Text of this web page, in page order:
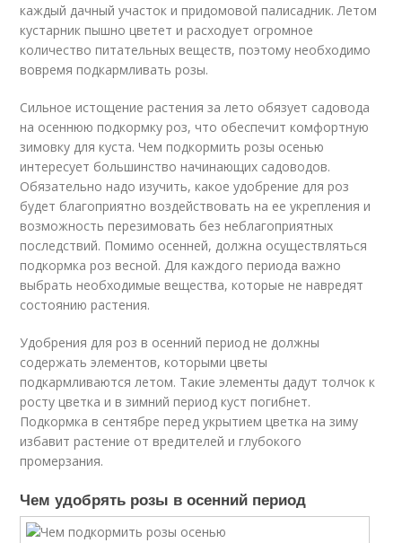
каждый дачный участок и придомовой палисадник. Летом
кустарник пышно цветет и расходует огромное
количество питательных веществ, поэтому необходимо
вовремя подкармливать розы.
Сильное истощение растения за лето обязует садовода
на осеннюю подкормку роз, что обеспечит комфортную
зимовку для куста. Чем подкормить розы осенью
интересует большинство начинающих садоводов.
Обязательно надо изучить, какое удобрение для роз
будет благоприятно воздействовать на ее укрепления и
возможность перезимовать без неблагоприятных
последствий. Помимо осенней, должна осуществляться
подкормка роз весной. Для каждого периода важно
выбрать необходимые вещества, которые не навредят
состоянию растения.
Удобрения для роз в осенний период не должны
содержать элементов, которыми цветы
подкармливаются летом. Такие элементы дадут толчок к
росту цветка и в зимний период куст погибнет.
Подкормка в сентябре перед укрытием цветка на зиму
избавит растение от вредителей и глубокого
промерзания.
Чем удобрять розы в осенний период